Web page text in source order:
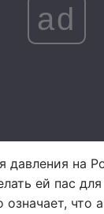
ad
давления на
ей пас
что